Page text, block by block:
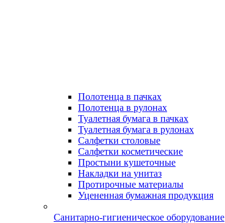
Полотенца в пачках
Полотенца в рулонах
Туалетная бумага в пачках
Туалетная бумага в рулонах
Салфетки столовые
Салфетки косметические
Простыни кушеточные
Накладки на унитаз
Протирочные материалы
Уцененная бумажная продукция
Санитарно-гигиеническое оборудование